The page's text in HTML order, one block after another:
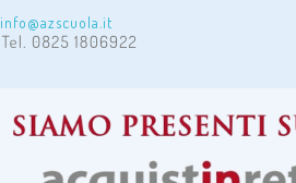
info@azscuola.it